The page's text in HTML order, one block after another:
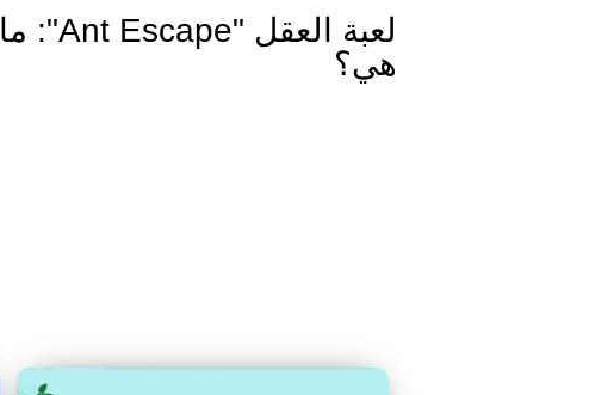
لعبة العقل "Ant Escape": ما
هي؟